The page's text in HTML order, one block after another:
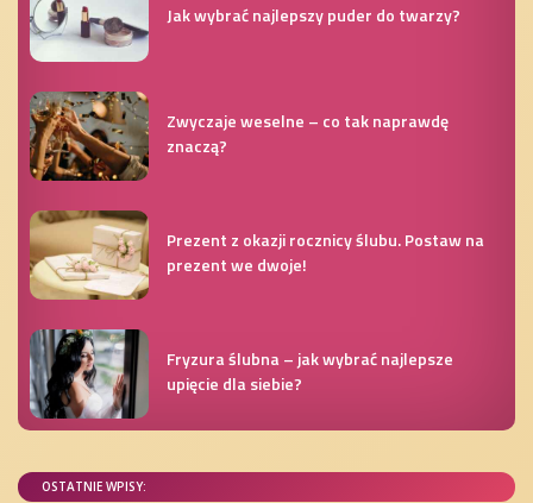
Jak wybrać najlepszy puder do twarzy?
Zwyczaje weselne – co tak naprawdę
znaczą?
Prezent z okazji rocznicy ślubu. Postaw na
prezent we dwoje!
Fryzura ślubna – jak wybrać najlepsze
upięcie dla siebie?
OSTATNIE WPISY: